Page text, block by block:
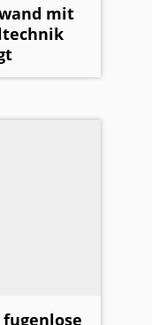
mit
fugenlose